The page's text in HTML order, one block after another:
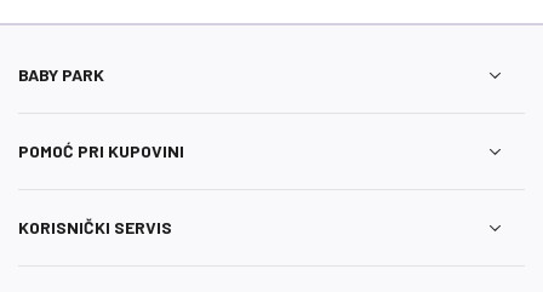
BABY PARK
POMOĆ PRI KUPOVINI
KORISNIČKI SERVIS